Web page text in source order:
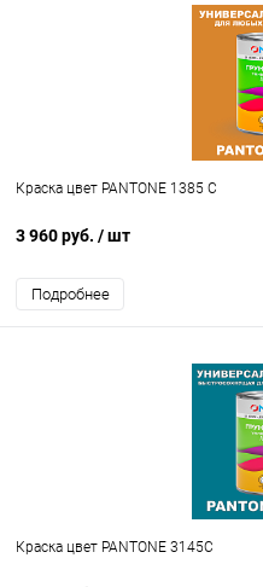
Краска цвет PANTONE 1385 C
3 960 руб. / шт
Подробнее
Краска цвет PANTONE 3145C